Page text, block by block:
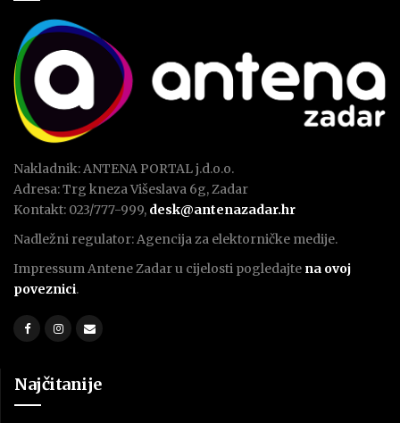
Nakladnik: ANTENA PORTAL j.d.o.o.
Adresa: Trg kneza Višeslava 6g, Zadar
Kontakt: 023/777-999, desk@antenazadar.hr
Nadležni regulator: Agencija za elektorničke medije.
Impressum Antene Zadar u cijelosti pogledajte na ovoj
poveznici.
Najčitanije